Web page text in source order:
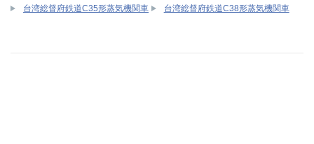
台湾総督府鉄道C35形蒸気機関車 台湾総督府鉄道C38形蒸気機関車